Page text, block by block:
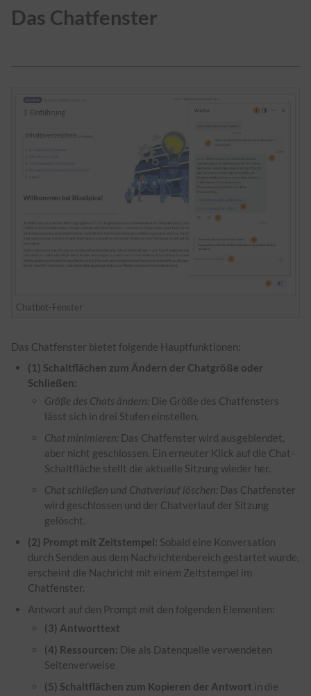
Das Chatfenster
Chatbot-Fenster
Das Chatfenster bietet folgende Hauptfunktionen:
(1) Schaltflächen zum Ändern der Chatgröße oder
Schließen:
Größe des Chats ändern: Die Größe des Chatfensters
lässt sich in drei Stufen einstellen.
Chat minimieren: Das Chatfenster wird ausgeblendet,
aber nicht geschlossen. Ein erneuter Klick auf die Chat-
Schaltfläche stellt die aktuelle Sitzung wieder her.
Chat schließen und Chatverlauf löschen: Das Chatfenster
wird geschlossen und der Chatverlauf der Sitzung
gelöscht.
(2) Prompt mit Zeitstempel: Sobald eine Konversation
durch Senden aus dem Nachrichtenbereich gestartet wurde,
erscheint die Nachricht mit einem Zeitstempel im
Chatfenster.
Antwort auf den Prompt mit den folgenden Elementen:
(3) Antworttext
(4) Ressourcen: Die als Datenquelle verwendeten
Seitenverweise
(5) Schaltflächen zum Kopieren der Antwort in die